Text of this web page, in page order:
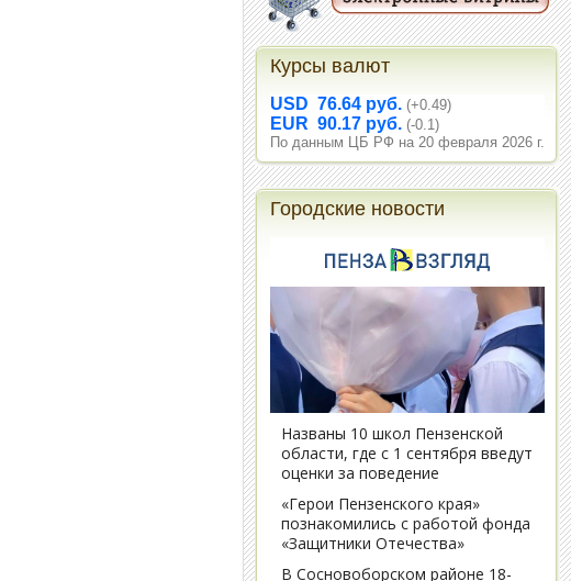
Курсы валют
USD 76.64 руб. (+0.49)
EUR 90.17 руб. (-0.1)
По данным ЦБ РФ на 20 февраля 2026 г.
Городские новости